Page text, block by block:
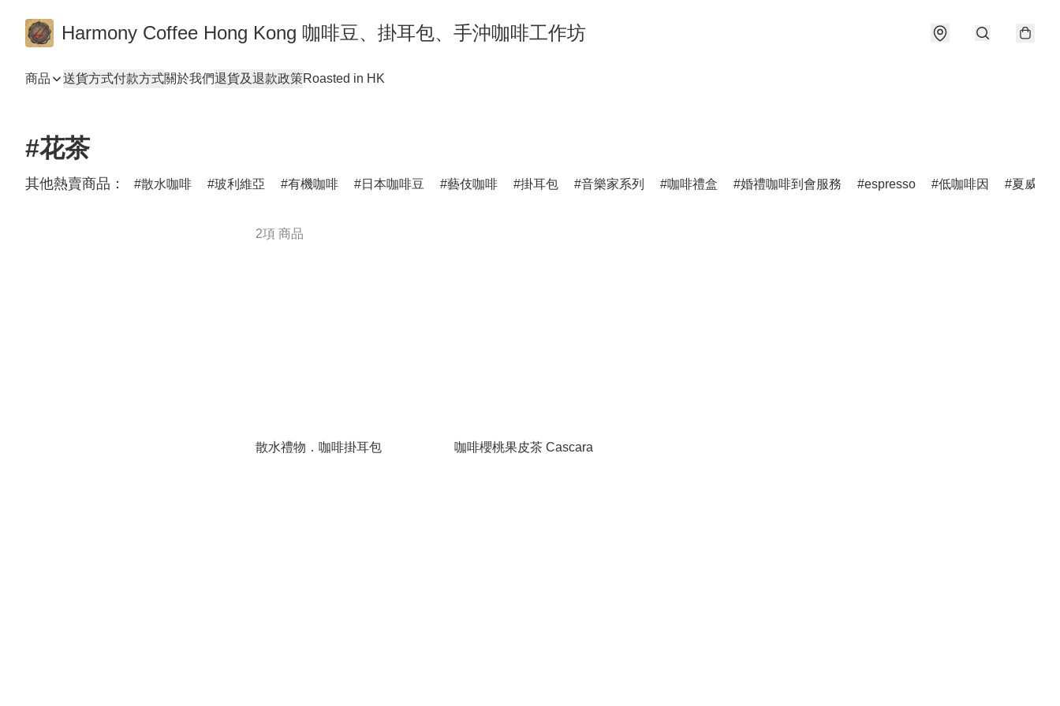
Harmony Coffee Hong Kong 咖啡豆、掛耳包、手沖咖啡工作坊
商品 送貨方式付款方式關於我們退貨及退款政策Roasted in HK
#花茶
其他熱賣商品： 散水咖啡 玻利維亞 有機咖啡 日本咖啡豆 藝伎咖啡 掛耳包 音樂家系列 咖啡禮盒 婚禮咖啡到會服務 espresso 低咖啡因 夏威夷
2項 商品
散水禮物．咖啡掛耳包 咖啡櫻桃果皮茶 Cascara